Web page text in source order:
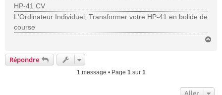
HP-41 CV
L'Ordinateur Individuel, Transformer votre HP-41 en bolide de
course
Répondre
1 message • Page 1sur 1
Aller